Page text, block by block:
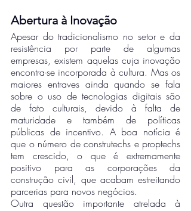
Abertura à Inovação
Apesar do tradicionalismo no setor e da
resistência por parte de algumas
empresas, existem aquelas cuja inovação
encontra-se incorporada à cultura. Mas os
maiores entraves ainda quando se fala
sobre o uso de tecnologias digitais são
de fato culturais, devido à falta de
maturidade e também de políticas
públicas de incentivo. A boa notícia é
que o número de construtechs e proptechs
tem crescido, o que é extremamente
positivo para as corporações da
construção civil, que acabam estreitando
parcerias para novos negócios.
Outra questão importante atrelada à